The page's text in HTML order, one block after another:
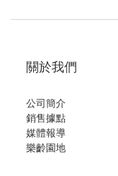
關於我們
公司簡介
銷售據點
媒體報導
樂齡園地